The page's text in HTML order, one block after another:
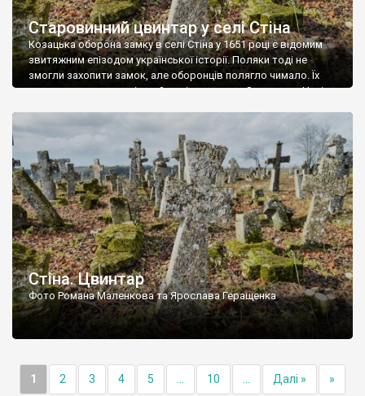
Старовинний цвинтар у селі Стіна
Козацька оборона замку в селі Стіна у 1651 році є відомим
звитяжним епізодом української історії. Поляки тоді не
змогли захопити замок, але оборонців полягло чимало. Їх
поховали на цвинтарі, який тоді називався Замковим. Нині на
ньому чимало хрестів 19 століття, є такі, де епітафії стер […]
Стіна. Цвинтар
Фото Романа Маленкова та Ярослава Геращенка
1 2 3 4 5 10 Далі » »